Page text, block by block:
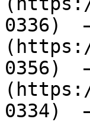
0336)
0356)
0334)